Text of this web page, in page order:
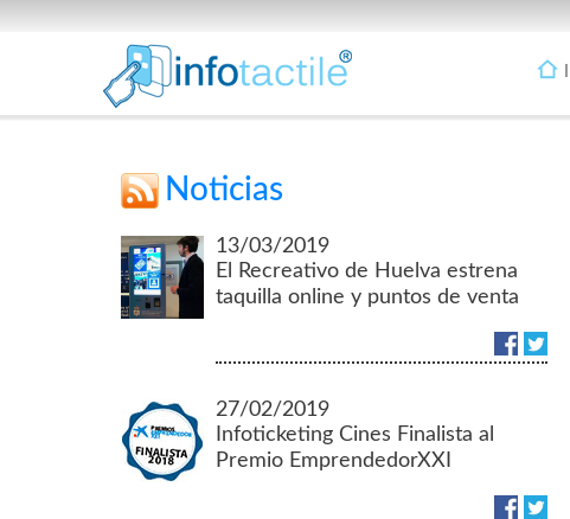
Noticias
13/03/2019
El Recreativo de Huelva estrena
taquilla online y puntos de venta
27/02/2019
Infoticketing Cines Finalista al
Premio EmprendedorXXI